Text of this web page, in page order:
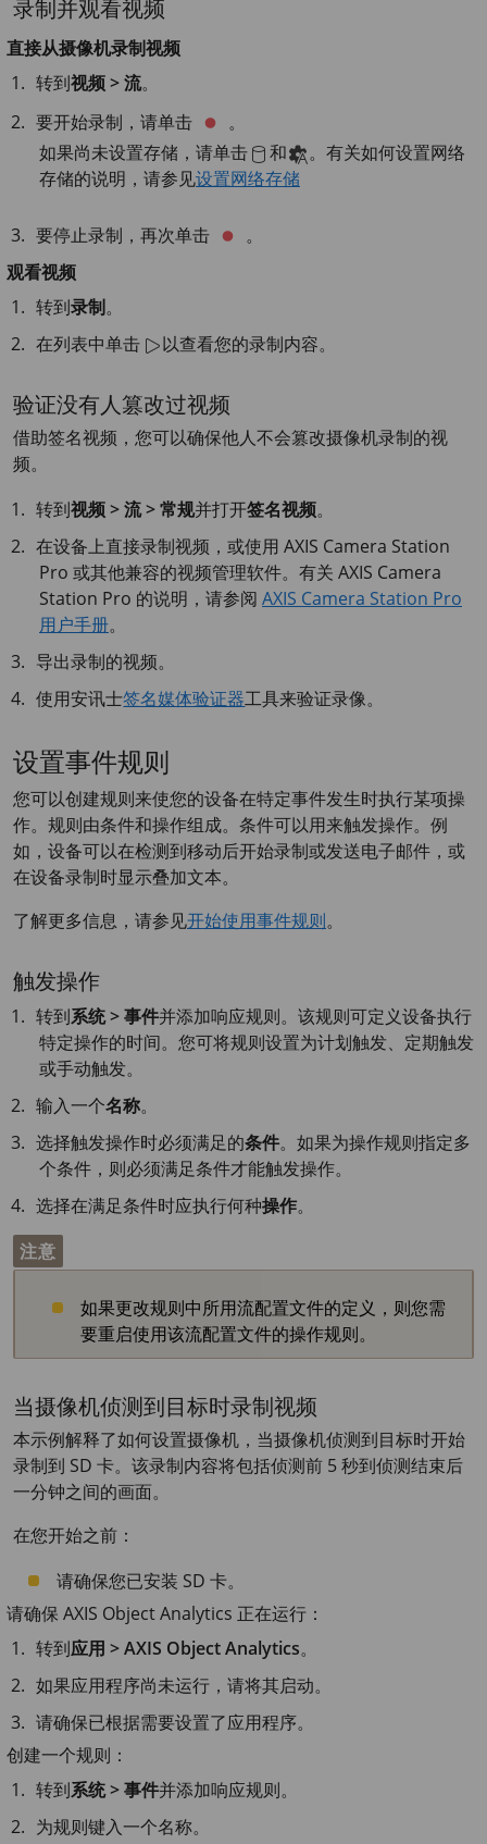
录制并观看视频
直接从摄像机录制视频
转到视频 > 流。
要开始录制，请单击
。
如果尚未设置存储，请单击
和
。有关如何设置网络
存储的说明，请参见设置网络存储
要停止录制，再次单击
。
观看视频
转到录制。
在列表中单击
以查看您的录制内容。
验证没有人篡改过视频
借助签名视频，您可以确保他人不会篡改摄像机录制的视
频。
转到视频 > 流 > 常规并打开签名视频。
在设备上直接录制视频，或使用AXIS Camera Station
Pro 或其他兼容的视频管理软件。有关 AXIS Camera
Station Pro 的说明，请参阅 AXIS Camera Station Pro
用户手册。
导出录制的视频。
使用安讯士签名媒体验证器工具来验证录像。
设置事件规则
您可以创建规则来使您的设备在特定事件发生时执行某项操
作。规则由条件和操作组成。条件可以用来触发操作。例
如，设备可以在检测到移动后开始录制或发送电子邮件，或
在设备录制时显示叠加文本。
了解更多信息，请参见开始使用事件规则。
触发操作
转到系统 > 事件并添加响应规则。该规则可定义设备执行
特定操作的时间。您可将规则设置为计划触发、定期触发
或手动触发。
输入一个名称。
选择触发操作时必须满足的条件。如果为操作规则指定多
个条件，则必须满足条件才能触发操作。
选择在满足条件时应执行何种操作。
注意
如果更改规则中所用流配置文件的定义，则您需
要重启使用该流配置文件的操作规则。
当摄像机侦测到目标时录制视频
本示例解释了如何设置摄像机，当摄像机侦测到目标时开始
录制到 SD 卡。该录制内容将包括侦测前 5 秒到侦测结束后
一分钟之间的画面。
在您开始之前：
请确保您已安装 SD 卡。
请确保 AXIS ObjectAnalytics 正在运行：
转到应用 > AXIS Object Analytics。
如果应用程序尚未运行，请将其启动。
请确保已根据需要设置了应用程序。
创建一个规则：
转到系统 > 事件并添加响应规则。
为规则键入一个名称。